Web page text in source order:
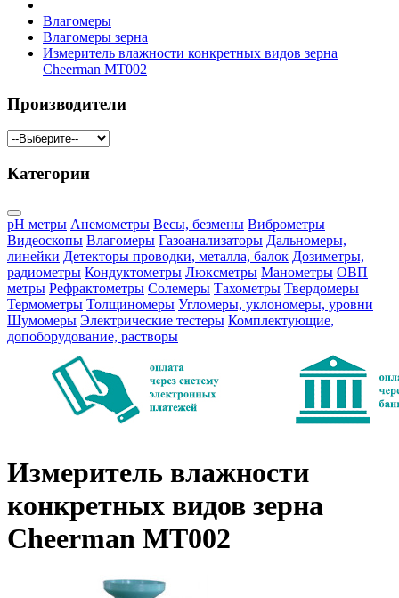
Влагомеры
Влагомеры зерна
Измеритель влажности конкретных видов зерна
Cheerman MT002
Производители
Категории
pH метры Анемометры Весы, безмены Виброметры
Видеоскопы Влагомеры Газоанализаторы Дальномеры,
линейки Детекторы проводки, металла, балок Дозиметры,
радиометры Кондуктометры Люксметры Манометры ОВП
метры Рефрактометры Солемеры Тахометры Твердомеры
Термометры Толщиномеры Угломеры, уклономеры, уровни
Шумомеры Электрические тестеры Комплектующие,
допоборудование, растворы
Измеритель влажности
конкретных видов зерна
Cheerman MT002